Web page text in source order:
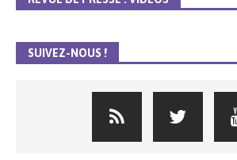
SUIVEZ-NOUS !